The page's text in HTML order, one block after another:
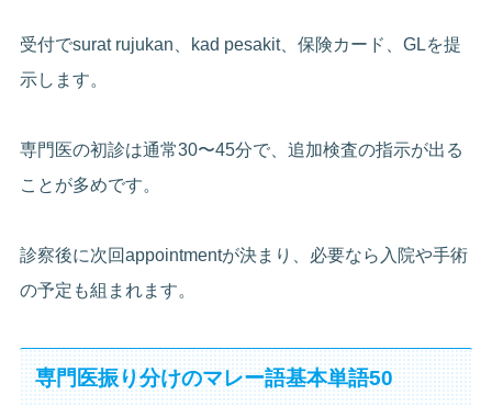
受付でsurat rujukan、kad pesakit、保険カード、GLを提
示します。
専門医の初診は通常30〜45分で、追加検査の指示が出る
ことが多めです。
診察後に次回appointmentが決まり、必要なら入院や手術
の予定も組まれます。
専門医振り分けのマレー語基本単語50